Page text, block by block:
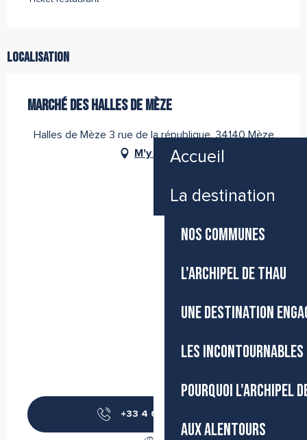
Accueil
La destination
NOS COMMUNES
L'ARCHIPEL DE THAU
UNE DESTINATION
LES
POURQUOI L'ARCHIPEL
AUX ALENTOURS
Localisation
MARCHÉ DES HALLES DE MÈZE
Halles de Mèze 3 rue de la république, 34140 Mèze
M'y rendre
+33 4 67 18 30